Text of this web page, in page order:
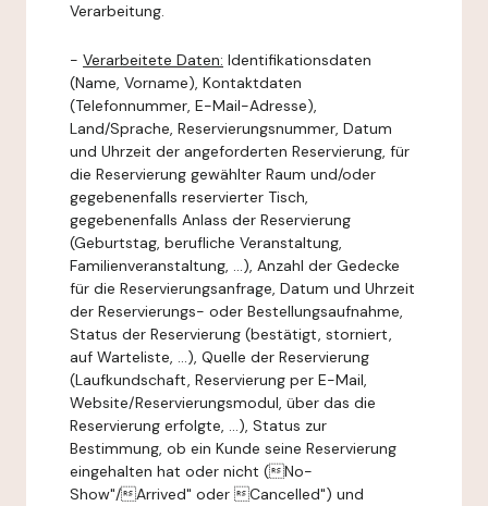
Verarbeitung.
- Verarbeitete Daten: Identifikationsdaten
(Name, Vorname), Kontaktdaten
(Telefonnummer, E-Mail-Adresse),
Land/Sprache, Reservierungsnummer, Datum
und Uhrzeit der angeforderten Reservierung, für
die Reservierung gewählter Raum und/oder
gegebenenfalls reservierter Tisch,
gegebenenfalls Anlass der Reservierung
(Geburtstag, berufliche Veranstaltung,
Familienveranstaltung, ...), Anzahl der Gedecke
für die Reservierungsanfrage, Datum und Uhrzeit
der Reservierungs- oder Bestellungsaufnahme,
Status der Reservierung (bestätigt, storniert,
auf Warteliste, ...), Quelle der Reservierung
(Laufkundschaft, Reservierung per E-Mail,
Website/Reservierungsmodul, über das die
Reservierung erfolgte, ...), Status zur
Bestimmung, ob ein Kunde seine Reservierung
eingehalten hat oder nicht (No-
Show"/Arrived" oder Cancelled") und